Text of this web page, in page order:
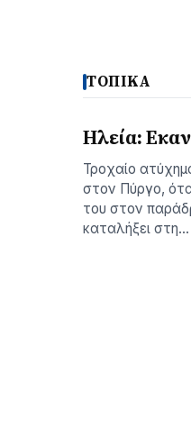
ΤΟΠΙΚΑ
Ηλεία:
Τροχαίο
στον Πύργο,
του στον
καταλήξει στη…